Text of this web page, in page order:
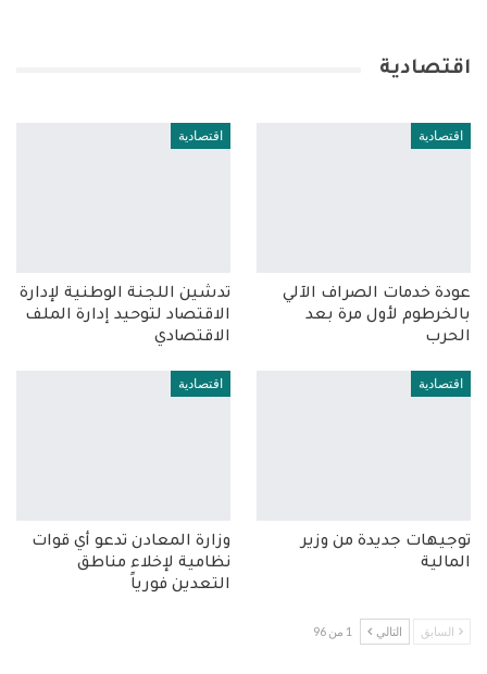
اقتصادية
اقتصادية
عودة خدمات الصراف الآلي
بالخرطوم لأول مرة بعد
الحرب
اقتصادية
تدشين اللجنة الوطنية لإدارة
الاقتصاد لتوحيد إدارة الملف
الاقتصادي
اقتصادية
توجيهات جديدة من وزير
المالية
اقتصادية
وزارة المعادن تدعو أي قوات
نظامية لإخلاء مناطق
التعدين فورياً
السابق التالي 1 من 96